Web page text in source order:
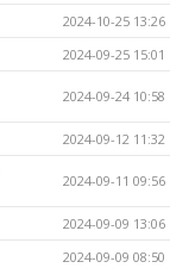
2024-10-25 13:26
2024-09-25 15:01
2024-09-24 10:58
2024-09-12 11:32
2024-09-11 09:56
2024-09-09 13:06
2024-09-09 08:50